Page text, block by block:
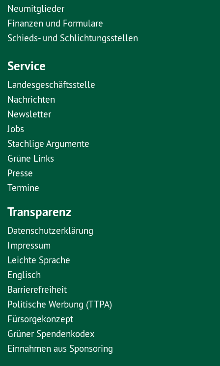
Neumitglieder
Finanzen und Formulare
Schieds- und Schlichtungsstellen
Service
Landesgeschäftsstelle
Nachrichten
Newsletter
Jobs
Stachlige Argumente
Grüne Links
Presse
Termine
Transparenz
Datenschutzerklärung
Impressum
Leichte Sprache
Englisch
Barrierefreiheit
Politische Werbung (TTPA)
Fürsorgekonzept
Grüner Spendenkodex
Einnahmen aus Sponsoring